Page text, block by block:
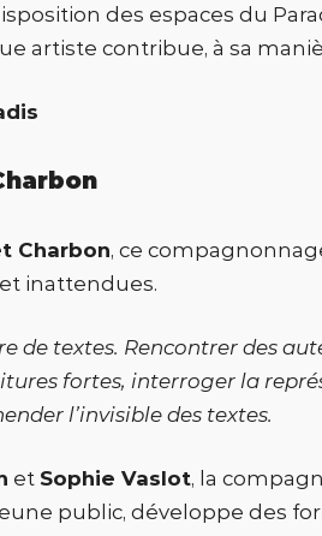
des espaces du
artiste contribue, à sa
Charbon, ce
inattendues.
de textes. Rencontrer des
fortes, interroger la
l’invisible des textes.
et Sophie Vaslot, la
public, développe des